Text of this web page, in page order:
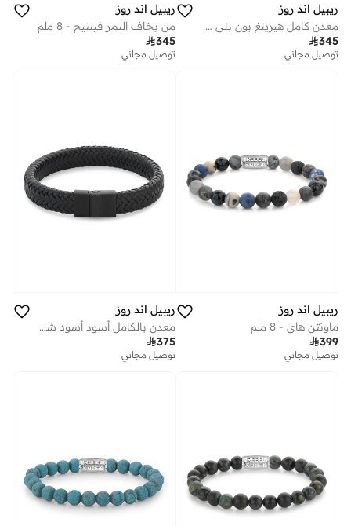
ريبيل اند روز
معدن كامل هيرينغ بون بني مطفي
345
توصيل مجاني
ريبيل اند روز
من يخاف النمر فينتيج - 8 ملم
345
توصيل مجاني
ريبيل اند روز
ماونتن هاي - 8 ملم
399
توصيل مجاني
ريبيل اند روز
معدن بالكامل أسود أسود شيفرون
375
توصيل مجاني